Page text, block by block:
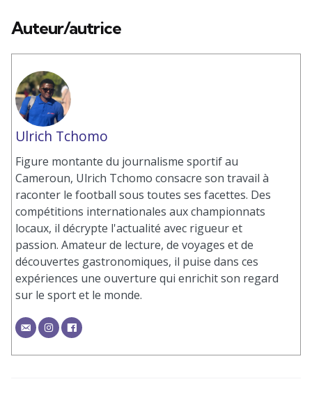
Auteur/autrice
Ulrich Tchomo
Figure montante du journalisme sportif au
Cameroun, Ulrich Tchomo consacre son travail à
raconter le football sous toutes ses facettes. Des
compétitions internationales aux championnats
locaux, il décrypte l'actualité avec rigueur et
passion. Amateur de lecture, de voyages et de
découvertes gastronomiques, il puise dans ces
expériences une ouverture qui enrichit son regard
sur le sport et le monde.